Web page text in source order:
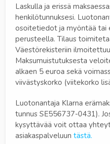
Laskulla ja erissä
henkilötunnuksesi.
osoitetiedot ja myöntää tai
perusteella. Tilaus
Väestörekisteriin
Maksumuistutuksesta
alkaen 5 euroa sekä
viivästyskorko (viitekorko
Luotonantaja Klarna
tunnus SE556737-0431).
kysyttävää voit ottaa
asiakaspalveluun tästä.